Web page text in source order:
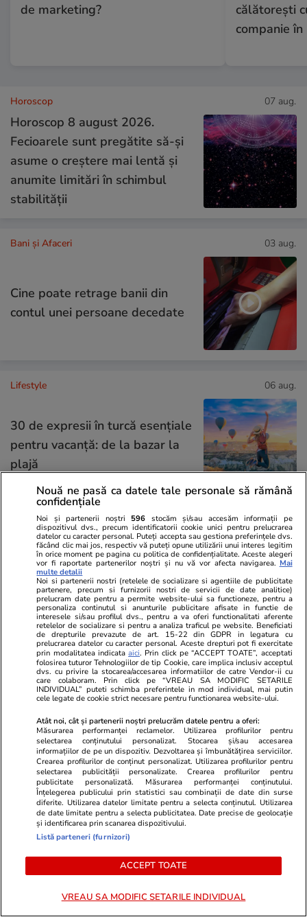
de marketing?
călătorești
companie în
Horoscop 07 aug.
Horoscop 8 august 2026.
Fecioarele sunt pregătite să-și
asume o creștere mai lentă și
anumite limitări în schimbul
stabilității
Bani și Afaceri 03 aug.
Cine poate retrage banii din
contul unei persoane decedate
Lifestyle 06 aug.
30 de expresii în turcă esențiale
pentru vacanță: de la bazar la
plajă
Lifestyle 04 aug.
Cum se scrie corect: bineînțeles
sau bine înțeles
Știri România 17:40
Două barje au fost scufundate
controlat în Dunăre, într-o
operațiune de 11 ore. A început
și scufundarea ultimelor două
Știri România 17:00
Radu Miruță explică ce ar face
România dacă s-ar confrunta cu
un roi de drone: „Dacă vin 150
de drone, nu mai suntem pe
Nouă ne pasă ca datele tale personale să rămână
confidențiale
Noi și partenerii noștri 596 stocăm și/sau accesăm informații pe
dispozitivul dvs., precum identificatorii cookie unici pentru prelucrarea
datelor cu caracter personal. Puteți accepta sau gestiona preferințele dvs.
făcând clic mai jos, respectiv vă puteți opune utilizării unui interes legitim
în orice moment pe pagina cu politica de confidențialitate. Aceste alegeri
vor fi raportate partenerilor noștri și nu vă vor afecta navigarea. Mai
multe detalii
Noi si partenerii nostri (retelele de socializare si agentiile de publicitate
partenere, precum si furnizorii nostri de servicii de date analitice)
prelucram date pentru a permite website-ului sa functioneze, pentru a
personaliza continutul si anunturile publicitare afisate in functie de
interesele si/sau profilul dvs., pentru a va oferi functionalitati aferente
retelelor de socializare si pentru a analiza traficul pe website. Beneficiati
de drepturile prevazute de art. 15-22 din GDPR in legatura cu
prelucrarea datelor cu caracter personal. Aceste drepturi pot fi exercitate
prin modalitatea indicataaici. Prin click pe “ACCEPT TOATE”, acceptati
folosirea tuturor Tehnologiilor de tip Cookie, care implica inclusiv acceptul
dvs. cu privire la stocarea/accesarea informatiilor de catre Vendor-ii cu
care colaboram. Prin click pe “VREAU SA MODIFIC SETARILE
INDIVIDUAL” puteti schimba preferintele in mod individual, mai putin
cele legate de cookie strict necesare pentru functionarea website-ului.
Atât noi, cât și partenerii noștri prelucrăm datele pentru a oferi:
Măsurarea performanței reclamelor. Utilizarea profilurilor pentru
selectarea conținutului personalizat. Stocarea și/sau accesarea
informațiilor de pe un dispozitiv. Dezvoltarea și îmbunătățirea serviciilor.
Crearea profilurilor de conținut personalizat. Utilizarea profilurilor pentru
selectarea publicității personalizate. Crearea profilurilor pentru
publicitate personalizată. Măsurarea performanței conținutului.
Înțelegerea publicului prin statistici sau combinații de date din surse
diferite. Utilizarea datelor limitate pentru a selecta conținutul. Utilizarea
de date limitate pentru a selecta publicitatea. Date precise de geolocație
și identificarea prin scanarea dispozitivului.
Listă parteneri (furnizori)
ACCEPT TOATE
VREAU SA MODIFIC SETARILE INDIVIDUAL